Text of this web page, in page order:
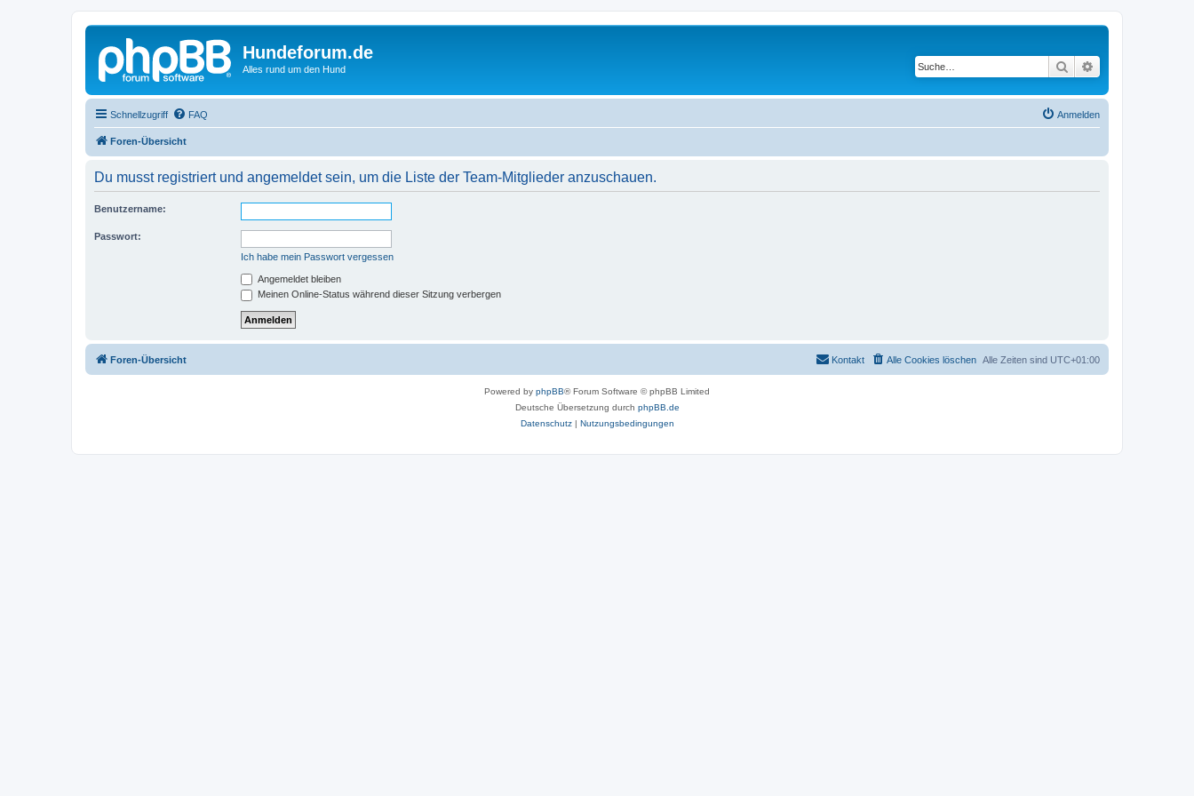
Hundeforum.de
Alles rund um den Hund Suche
Schnellzugriff FAQ Anmelden
Foren-Übersicht
Du musst registriert und angemeldet sein, um die Liste der Team-Mitglieder anzuschauen.
Benutzername:
Passwort:
Ich habe mein Passwort vergessen
Angemeldet bleiben
Meinen Online-Status während dieser Sitzung verbergen
Foren-Übersicht Alle Zeiten sind UTC+01:00
Alle Cookies löschen
Kontakt
Powered by phpBB® Forum Software © phpBB Limited
Deutsche Übersetzung durch phpBB.de
Datenschutz| Nutzungsbedingungen